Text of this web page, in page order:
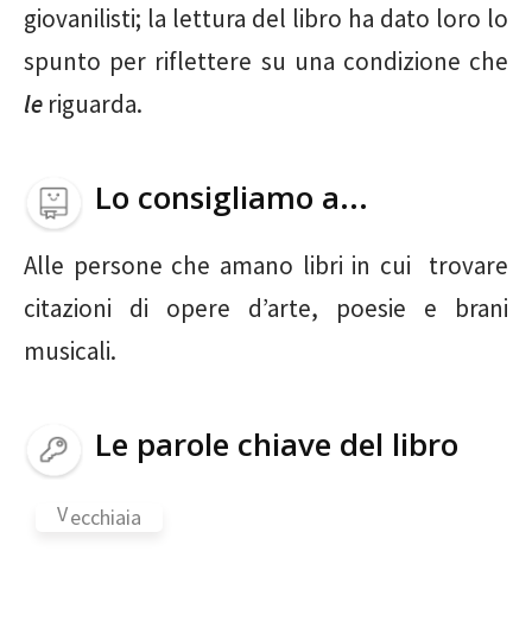
giovanilisti; la lettura del libro ha dato loro lo
spunto per riflettere su una condizione che
le riguarda.
Lo consigliamo a...
Alle persone che amano libri in cui trovare
citazioni di opere d’arte, poesie e brani
musicali.
Le parole chiave del libro
Vecchiaia